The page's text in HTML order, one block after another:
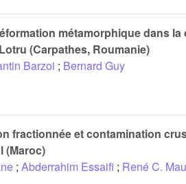
métamorphique dans
(Carpathes, Roumanie)
Barzoi ; Bernard Guy
fractionnée et contamination
(Maroc)
; Abderrahim Essaifi ; René C.